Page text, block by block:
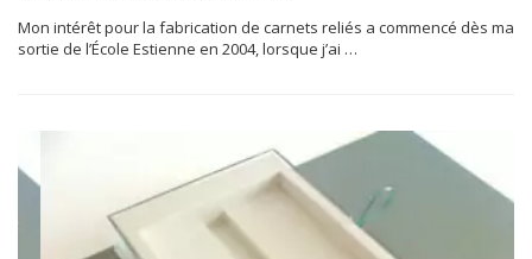
Mon intérêt pour la fabrication de carnets reliés a commencé dès ma
sortie de l’École Estienne en 2004, lorsque j’ai …